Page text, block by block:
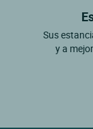
Sus
y a